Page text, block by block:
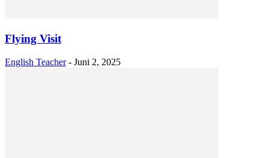
Flying Visit
English Teacher - Juni 2, 2025